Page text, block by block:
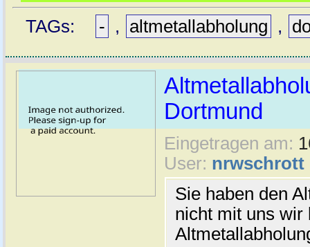
TAGs:
- , altmetallabholung ,
Dortmund
Eingetragen am:
User: nrwschrott
Sie haben den
nicht mit uns wir